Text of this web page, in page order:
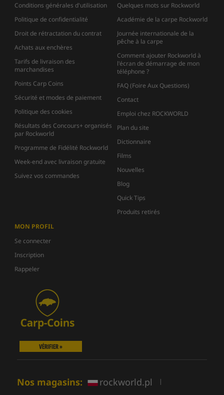
Conditions générales d'utilisation
Politique de confidentialité
Droit de rétractation du contrat
Achats aux enchères
Tarifs de livraison des
marchandises
Points Carp Coins
Sécurité et modes de paiement
Politique des cookies
Résultats des Concours+ organisés
par Rockworld
Programme de Fidélité Rockworld
Week-end avec livraison gratuite
Suivez vos commandes
Quelques mots sur Rockworld
Académie de la carpe Rockworld
Journée internationale de la
pêche à la carpe
Comment ajouter Rockworld à
l'écran de démarrage de mon
téléphone ?
FAQ (Foire Aux Questions)
Contact
Emploi chez ROCKWORLD
Plan du site
Dictionnaire
Films
Nouvelles
Blog
Quick Tips
Produits retirés
MON PROFIL
Se connecter
Inscription
Rappeler
VÉRIFIER »
Nos magasins: rockworld.pl |